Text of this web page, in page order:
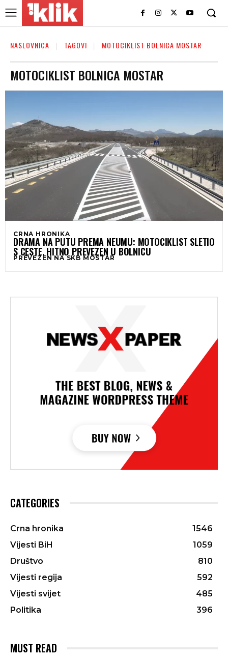
NASLOVNICA TAGOVI MOTOCIKLIST BOLNICA MOSTAR
MOTOCIKLIST BOLNICA MOSTAR
CRNA HRONIKA
DRAMA NA PUTU PREMA NEUMU: MOTOCIKLIST SLETIO
S CESTE, HITNO PREVEZEN U BOLNICU
PREVEZEN NA SKB MOSTAR
CATEGORIES
Crna hronika
1546
Vijesti BiH
1059
Društvo
810
Vijesti regija
592
Vijesti svijet
485
Politika
396
MUST READ